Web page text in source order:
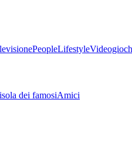
PeopleLifestyle
dei famosiAmici